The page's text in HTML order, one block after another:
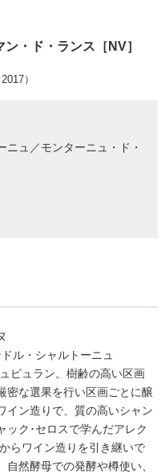
・ド・ランス［NV］
）
ニュ／モンターニュ・ド・
ル・シャルトーニュ
ピュラン。樹齢の高い区画
密な選果を行い区画ごとに醸
イン造りで、質の高いシャン
ック･セロスで学んだアレク
らワイン造りを引き継いで
然酵母での発酵や樽使い、